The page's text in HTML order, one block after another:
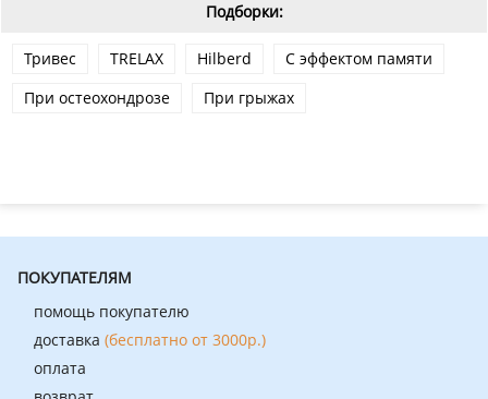
Подборки:
Тривес TRELAX Hilberd
С эффектом памяти
При остеохондрозе
При грыжах
ПОКУПАТЕЛЯМ
помощь покупателю
доставка (бесплатно от 3000р.)
оплата